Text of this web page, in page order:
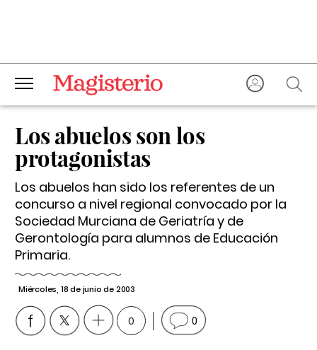
Los abuelos son los
protagonistas
Los abuelos han sido los referentes de un
concurso a nivel regional convocado por la
Sociedad Murciana de Geriatría y de
Gerontología para alumnos de Educación
Primaria.
Miércoles, 18 de junio de 2003
0 0